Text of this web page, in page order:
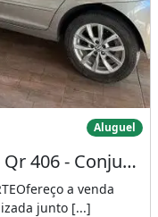
- Qr 406 - Conjunto
Aluguel
Casa a Venda - 03 Quartos - Qr 406 - Conjunto 09 - Samambaia Norte - Df
a venda
junto [...]